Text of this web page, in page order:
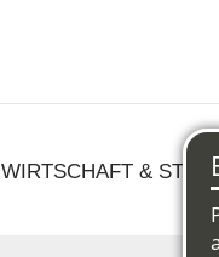
WIRTSCHAFT &